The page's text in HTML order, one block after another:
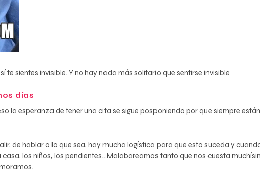
sientes invisible. Y no hay nada más solitario que sentirse invisible
días
la esperanza de tener una cita se sigue posponiendo por que siempre
de hablar o lo que sea, hay mucha logística para que esto suceda y
los niños, los pendientes…Malabareamos tanto que nos cuesta